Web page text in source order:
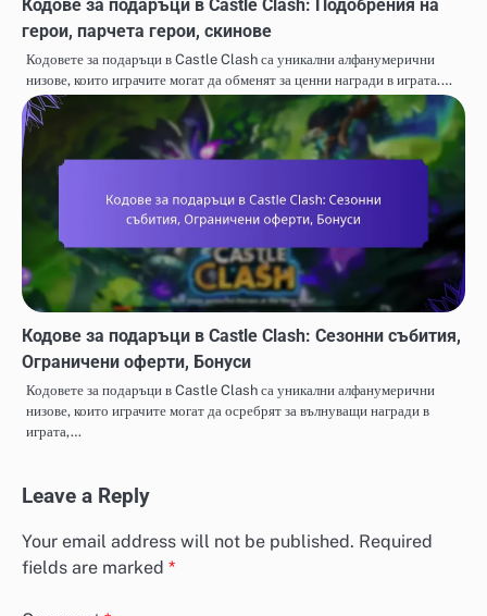
Кодове за подаръци в Castle Clash: Подобрения на
герои, парчета герои, скинове
Кодовете за подаръци в Castle Clash са уникални алфанумерични
низове, които играчите могат да обменят за ценни награди в играта.…
Кодове за подаръци в Castle Clash: Сезонни събития,
Ограничени оферти, Бонуси
Кодовете за подаръци в Castle Clash са уникални алфанумерични
низове, които играчите могат да осребрят за вълнуващи награди в
играта,…
Leave a Reply
Your email address will not be published. Required
fields are marked *